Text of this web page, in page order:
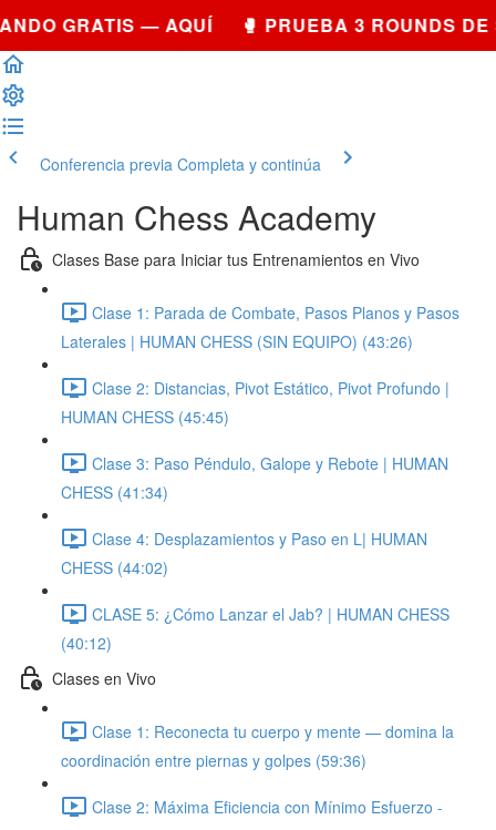
GRATIS — AQUÍ 🥊 PRUEBA 3 ROUNDS
Conferencia previa Completa y continúa
Human Chess Academy
Clases Base para Iniciar tus Entrenamientos en Vivo
Clase 1: Parada de Combate, Pasos Planos y Pasos
Laterales | HUMAN CHESS (SIN EQUIPO) (43:26)
Clase 2: Distancias, Pivot Estático, Pivot Profundo |
HUMAN CHESS (45:45)
Clase 3: Paso Péndulo, Galope y Rebote | HUMAN
CHESS (41:34)
Clase 4: Desplazamientos y Paso en L| HUMAN
CHESS (44:02)
CLASE 5: ¿Cómo Lanzar el Jab? | HUMAN CHESS
(40:12)
Clases en Vivo
Clase 1: Reconecta tu cuerpo y mente — domina la
coordinación entre piernas y golpes (59:36)
Clase 2: Máxima Eficiencia con Mínimo Esfuerzo -